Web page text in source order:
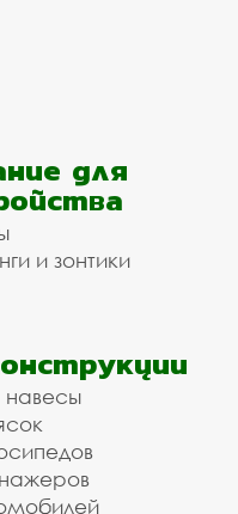
для
и зонтики
навесы